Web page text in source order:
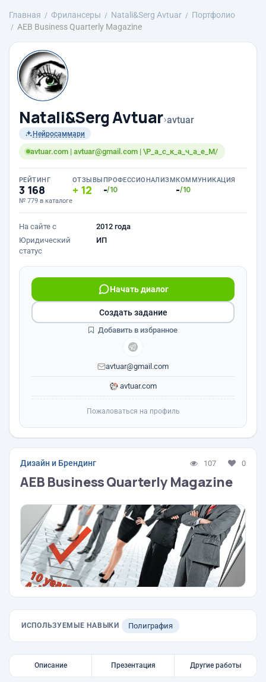
Главная Фрилансеры Natali&Serg Avtuar
Портфолио
AEB Business Quarterly Magazine
Natali&Serg Avtuar›avtuar
Нейросаммари
avtuar.com | avtuar@gmail.com | \Р_а_с_к_а_ч_а_е_М/
РЕЙТИНГ
3 168
№ 779 в каталоге
ОТЗЫВЫ
12
ПРОФЕССИОНАЛИЗМ
-/10
КОММУНИКАЦИЯ
-/10
На сайте с
2012 года
Юридический
статус
ИП
Начать диалог
avtuar@gmail.com
avtuar.com
Создать задание
Добавить в избранное
Пожаловаться на профиль
Дизайн и Брендинг 107 0
AEB Business Quarterly Magazine
ИСПОЛЬЗУЕМЫЕ НАВЫКИ Полиграфия
Описание Презентация Другие работы